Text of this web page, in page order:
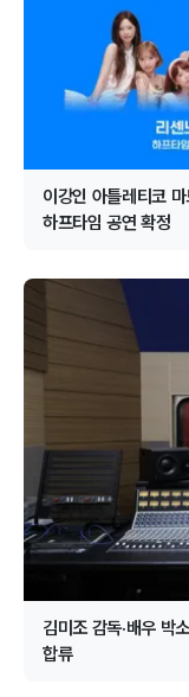
이강인 아틀레티코
하프타임 공연 확정
김미조 감독·배우 박
합류